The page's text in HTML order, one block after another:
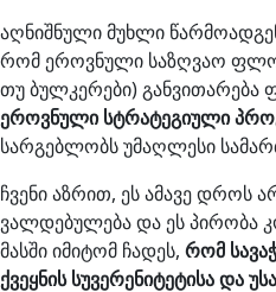
აღნიშნული მუხლი
რომ ეროვნული საზღვაო
თუ ბულკერები)
ეროვნული სტრატეგიული
სარგებლობს უმაღლესი
ჩვენი აზრით, ეს ამავე დროს
ვალდებულება და ეს პირობა
მასში იმიტომ ჩადეს, რომ
ქვეყნის სუვერენიტეტისა და